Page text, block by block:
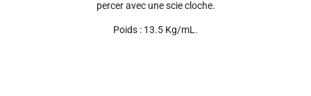
percer avec une scie cloche.
Poids : 13.5 Kg/mL.